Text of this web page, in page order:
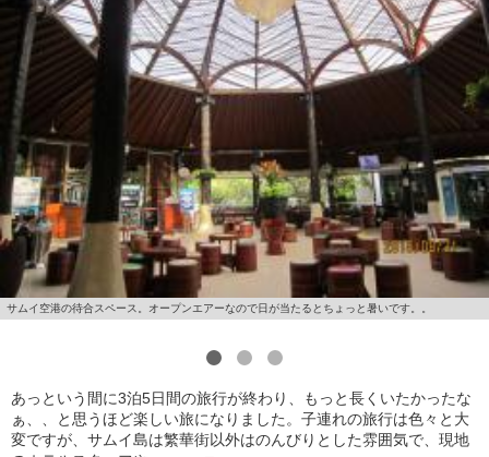
サムイ空港の待合スペース。オープンエアーなので日が当たるとちょっと暑いです。。
あっという間に3泊5日間の旅行が終わり、もっと長くいたかったな
ぁ、、と思うほど楽しい旅になりました。子連れの旅行は色々と大
変ですが、サムイ島は繁華街以外はのんびりとした雰囲気で、現地